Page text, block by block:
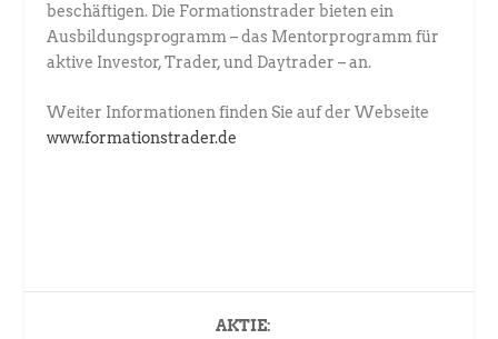
beschäftigen. Die Formationstrader bieten ein
Ausbildungsprogramm – das Mentorprogramm für
aktive Investor, Trader, und Daytrader – an.
Weiter Informationen finden Sie auf der Webseite
www.formationstrader.de
AKTIE: